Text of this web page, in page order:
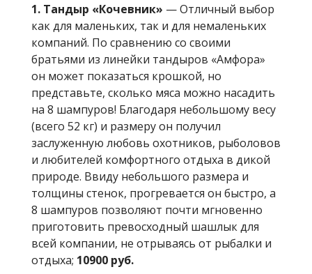
1. Тандыр «Кочевник» — Отличный выбор
как для маленьких, так и для немаленьких
компаний. По сравнению со своими
братьями из линейки тандыров «Амфора»
он может показаться крошкой, но
представьте, сколько мяса можно насадить
на 8 шампуров! Благодаря небольшому весу
(всего 52 кг) и размеру он получил
заслуженную любовь охотников, рыболовов
и любителей комфортного отдыха в дикой
природе. Ввиду небольшого размера и
толщины стенок, прогревается он быстро, а
8 шампуров позволяют почти мгновенно
приготовить превосходный шашлык для
всей компании, не отрываясь от рыбалки и
отдыха; 10900 руб.